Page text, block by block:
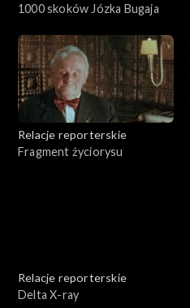
1000 skoków Józka Bugaja
Relacje reporterskie
Fragment życiorysu
Relacje reporterskie
Delta X-ray